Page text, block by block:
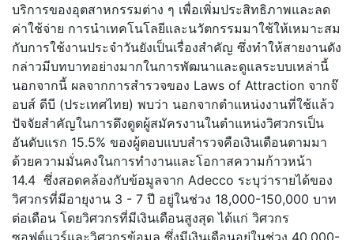
บริการของอุตสาหกรรมต่าง ๆ เพื่อเพิ่มประสิทธิภาพและลด
ค่าใช้จ่าย การนำเทคโนโลยีและนวัตกรรมมาใช้ให้เหมาะสม
กับการใช้งานประจำวันยังเป็นเรื่องสำคัญ ซึ่งทำให้สายงานดัง
กล่าวมีบทบาทอย่างมากในการพัฒนาและดูแลระบบเหล่านี้
นอกจากนี้ ผลจากการสำรวจของ Laws of Attraction จากจ๊
อบส์ ดีบี (ประเทศไทย) พบว่า นอกจากตำแหน่งงานที่ใช้แล้ว
ปัจจัยสำคัญในการดึงดูดผู้สมัครงานในตำแหน่งวิศวกรเป็น
อันดับแรก 15.5% ของผู้ตอบแบบสำรวจคือเงินเดือนตามมา
ด้วยความมั่นคงในการทำงานและโอกาสความก้าวหน้า
14.4 ซึ่งสอดคล้องกับข้อมูลจาก Adecco ระบุว่ารายได้ของ
วิศวกรที่มีอายุงาน 3 - 7 ปี อยู่ในช่วง 18,000-150,000 บาท
ต่อเดือน โดยวิศวกรที่มีเงินเดือนสูงสุด ได้แก่ วิศวกร
ซอฟต์แวร์และวิศวกรข้อมูล ซึ่งมีเงินเดือนอยู่ในช่วง 40,000-